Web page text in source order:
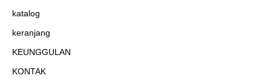
katalog
keranjang
KEUNGGULAN
KONTAK